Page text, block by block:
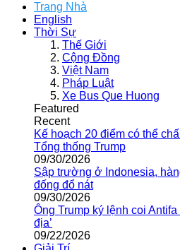
Trang Nhà
English
Thời Sự
Thế Giới
Cộng Đồng
Việt Nam
Pháp Luật
Xe Bus Que Huong
Featured
Recent
Kế hoạch 20 điểm có thể
Tổng thống Trump
09/30/2026
Sập trường ở Indonesia,
đống đổ nát
09/30/2026
Ông Trump ký lệnh coi
địa’
09/22/2026